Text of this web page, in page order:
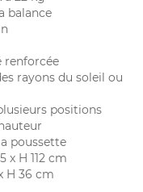
balance
renforcée
rayons du soleil ou
positions
poussette
x H 112 cm
H 36 cm